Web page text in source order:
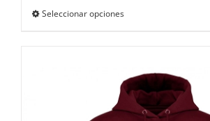
Seleccionar opciones
variantes.
Las
opciones
se